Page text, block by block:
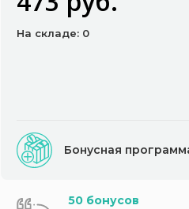
На складе: 0
Бонусная
50 бонусов